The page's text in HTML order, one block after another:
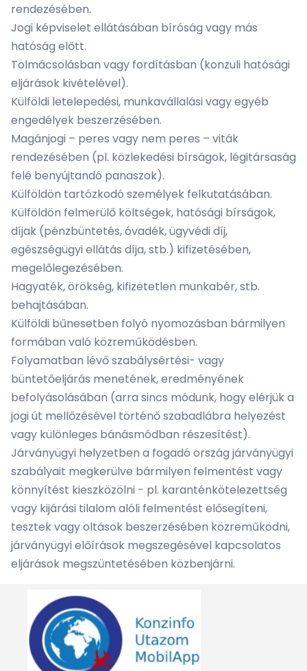
rendezésében.
Jogi képviselet ellátásában bíróság vagy más
hatóság előtt.
Tolmácsolásban vagy fordításban (konzuli hatósági
eljárások kivételével).
Külföldi letelepedési, munkavállalási vagy egyéb
engedélyek beszerzésében.
Magánjogi – peres vagy nem peres – viták
rendezésében (pl. közlekedési bírságok, légitársaság
felé benyújtandó panaszok).
Külföldön tartózkodó személyek felkutatásában.
Külföldön felmerülő költségek, hatósági bírságok,
díjak (pénzbüntetés, óvadék, ügyvédi díj,
egészségügyi ellátás díja, stb.) kifizetésében,
megelőlegezésében.
Hagyaték, örökség, kifizetetlen munkabér, stb.
behajtásában.
Külföldi bűnesetben folyó nyomozásban bármilyen
formában való közreműködésben.
Folyamatban lévő szabálysértési- vagy
büntetőeljárás menetének, eredményének
befolyásolásában (arra sincs módunk, hogy elérjük a
jogi út mellőzésével történő szabadlábra helyezést
vagy különleges bánásmódban részesítést).
Járványügyi helyzetben a fogadó ország járványügyi
szabályait megkerülve bármilyen felmentést vagy
könnyítést kieszközölni - pl. karanténkötelezettség
vagy kijárási tilalom alóli felmentést elősegíteni,
tesztek vagy oltások beszerzésében közreműködni,
járványügyi előírások megszegésével kapcsolatos
eljárások megszüntetésében közbenjárni.